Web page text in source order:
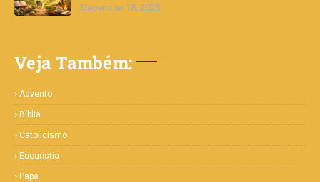
December 18, 2025
Veja Também:
Advento
Bíblia
Catolicismo
Eucaristia
Papa